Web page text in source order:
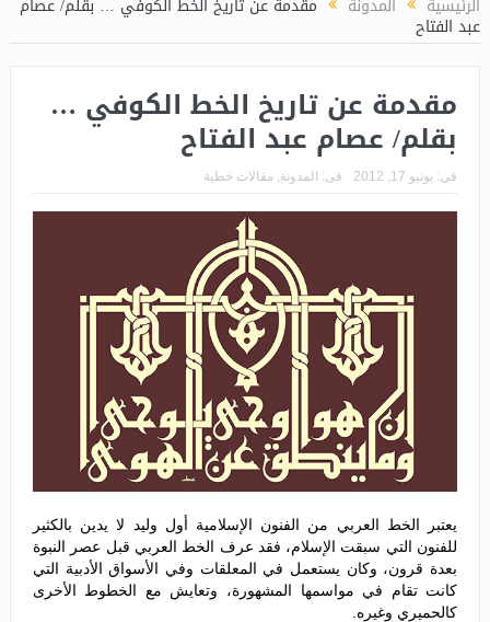
عبد الفتاح
مقدمة عن تاريخ الخط الكوفي …
بقلم/ عصام عبد الفتاح
فى: يونيو 17, 2012 فى: المدونة مقالات خطية
يعتبر الخط العربي من الفنون الإسلامية أول وليد لا يدين بالكثير
للفنون التي سبقت الإسلام، فقد عرف الخط العربي قبل عصر النبوة
بعدة قرون، وكان يستعمل في المعلقات وفي الأسواق الأدبية التي
كانت تقام في مواسمها المشهورة، وتعايش مع الخطوط الأخرى
كالحميري وغيره.